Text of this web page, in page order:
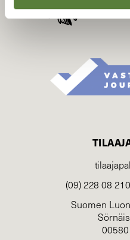
(09) 228 08
Suomen